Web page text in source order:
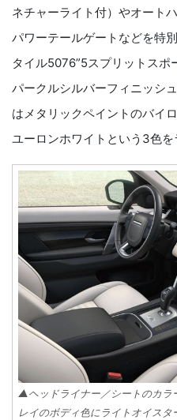
ネチャーライト付）やオート
パワーテールゲートなどを特
タイル5076”5スプリットスポ
パークルシルバーフィニッシ
はメタリックペイントのバイ
ユーロンホワイトという3色を
▲ヘッドライナー／シートのカラ
レイのボディ色にライトオイス